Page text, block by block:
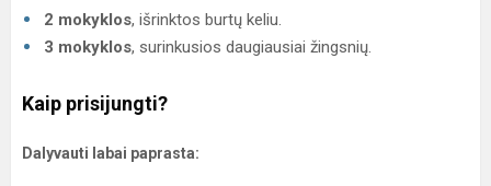
2 mokyklos, išrinktos burtų keliu.
3 mokyklos, surinkusios daugiausiai žingsnių.
Kaip prisijungti?
Dalyvauti labai paprasta: